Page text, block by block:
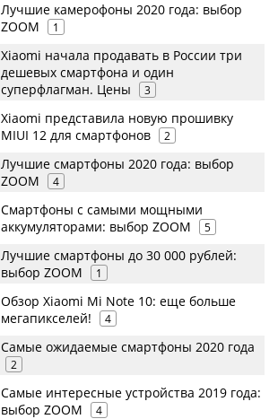
Лучшие камерофоны 2020 года: выбор
ZOOM
1
Xiaomi начала продавать в России три
дешевых смартфона и один
суперфлагман. Цены
3
Xiaomi представила новую прошивку
MIUI 12 для смартфонов
2
Лучшие смартфоны 2020 года: выбор
ZOOM
4
Смартфоны с самыми мощными
аккумуляторами: выбор ZOOM
5
Лучшие смартфоны до 30 000 рублей:
выбор ZOOM
1
Обзор Xiaomi Mi Note 10: еще больше
мегапикселей!
4
Самые ожидаемые смартфоны 2020 года
2
Самые интересные устройства 2019 года:
выбор ZOOM
4